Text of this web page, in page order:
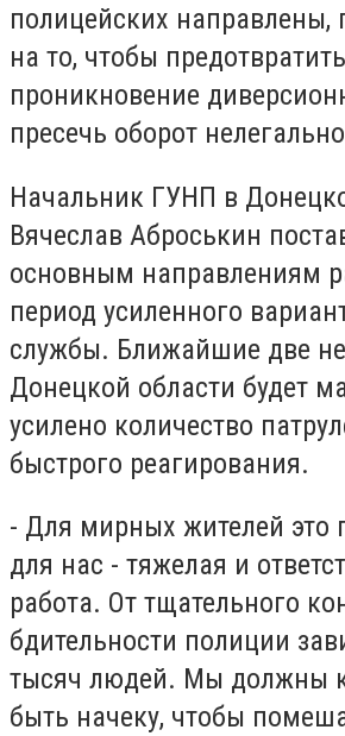
полицейских направлены,
на то, чтобы предотвратить
проникновение
пресечь оборот
Начальник ГУНП в
Вячеслав Аброськин
основным направлениям
период усиленного
службы. Ближайшие две
Донецкой области будет
усилено количество
быстрого реагирования.
- Для мирных жителей это
для нас - тяжелая и
работа. От тщательного
бдительности полиции
тысяч людей. Мы должны
быть начеку, чтобы